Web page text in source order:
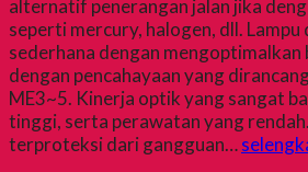
alternatif penerangan jalan jika
seperti mercury, halogen, dll.
sederhana dengan mengoptimalkan
dengan pencahayaan yang
ME3~5. Kinerja optik yang sangat
tinggi, serta perawatan yang
terproteksi dari gangguan…